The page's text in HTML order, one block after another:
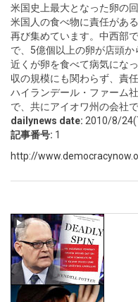
米国史上最大となった卵の
米国人の食べ物に責任があ
再び集めています。中西部
で、5億個以上の卵が店頭
近くが卵を食べて病気にな
収の規模にも関わらず、責
ハイランデール・ファーム
で、共にアイオワ州の会社で
dailynews date: 2010/8/
記事番号: 1
http://